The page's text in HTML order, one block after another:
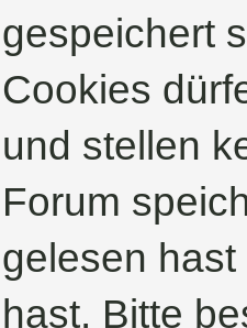
gespeichert
Cookies
und stellen
Forum
gelesen
hast. Bitte